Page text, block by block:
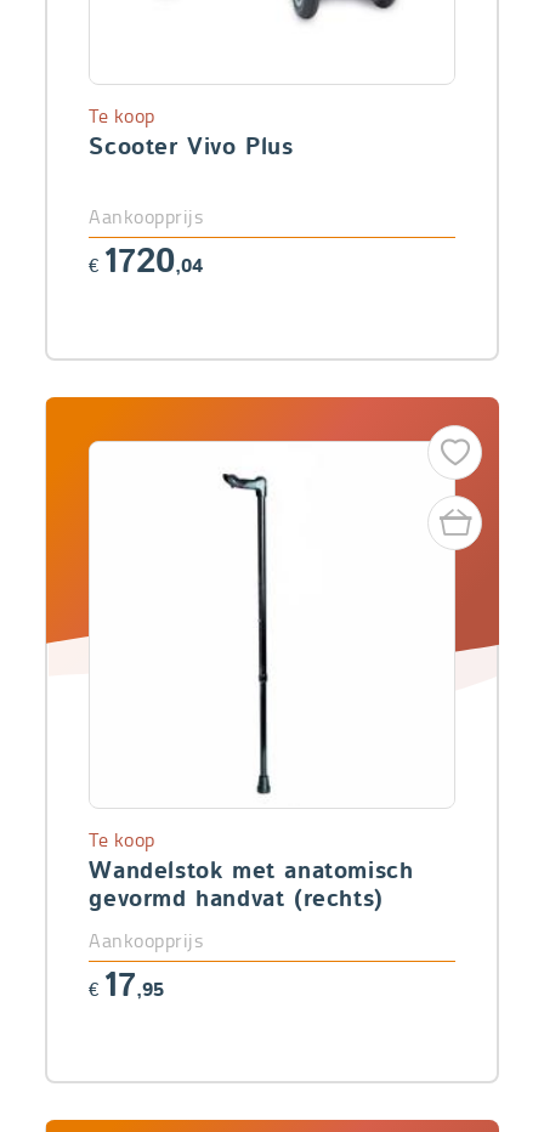
Scooter Vivo Plus
Te koop
Aankoopprijs
€ 1720,04
Wandelstok met anatomisch
gevormd handvat (rechts)
Te koop
Aankoopprijs
€ 17,95